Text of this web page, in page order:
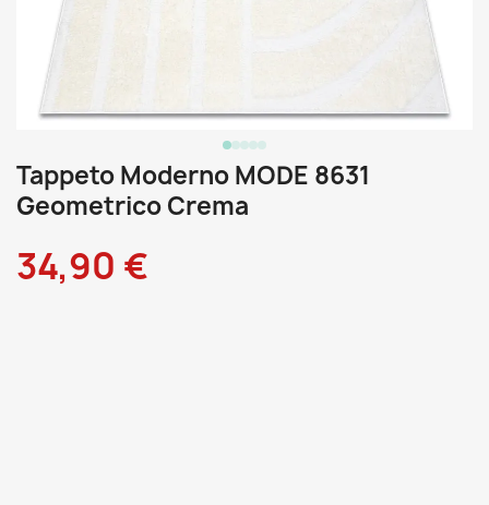
Tappeto Moderno MODE 8631
Geometrico Crema
34,90 €